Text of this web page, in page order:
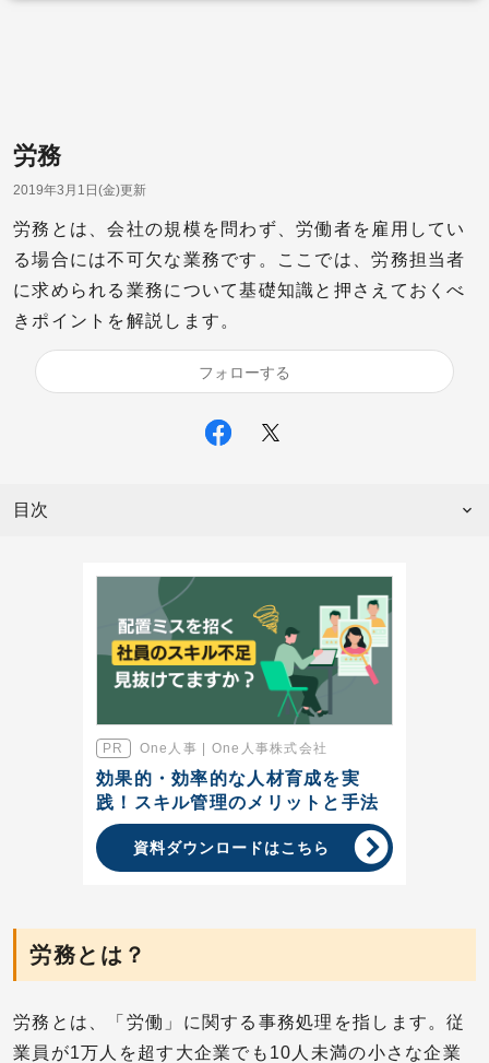
労務
2019年3月1日(金)更新
労務とは、会社の規模を問わず、労働者を雇用してい
る場合には不可欠な業務です。ここでは、労務担当者
に求められる業務について基礎知識と押さえておくべ
きポイントを解説します。
フォローする
目次
One人事 | One人事株式会社
効果的・効率的な人材育成を実
践！スキル管理のメリットと手法
資料ダウンロードはこちら
労務とは？
労務とは、「労働」に関する事務処理を指します。従
業員が1万人を超す大企業でも10人未満の小さな企業